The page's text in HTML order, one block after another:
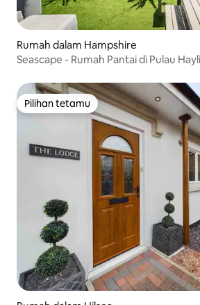
Rumah dalam Hampshire
Seascape - Rumah Pantai di Pulau
Pilihan tetamu
Pilihan tetamu